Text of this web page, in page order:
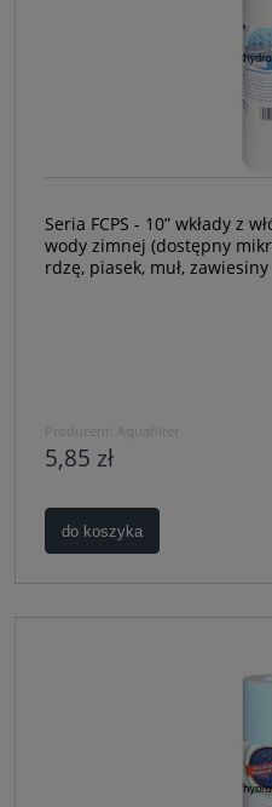
Seria FCPS - 10” wkłady z
wody zimnej (dostępny
rdzę, piasek, muł, zawiesiny
Producent: Aquafilter
5,85 zł
do koszyka